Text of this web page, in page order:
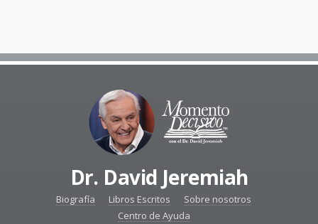
Dr. David Jeremiah
Biografía Libros Escritos
Sobre nosotros
Centro de Ayuda